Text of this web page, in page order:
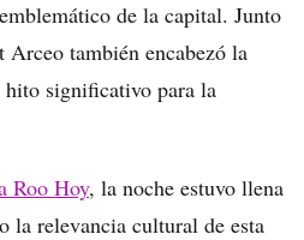
de la capital. Junto
Arceo también encabezó la
hito significativo para la
Roo Hoy, la noche estuvo llena
la relevancia cultural de esta